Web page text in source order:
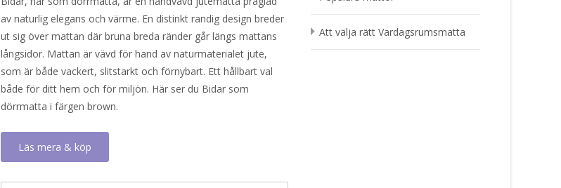
var:
199 kr.
är:
60 kr.
av naturlig elegans och värme. En distinkt randig design breder
ut sig över mattan där bruna breda ränder går längs mattans
långsidor. Mattan är vävd för hand av naturmaterialet jute,
som är både vackert, slitstarkt och förnybart. Ett hållbart val
både för ditt hem och för miljön. Här ser du Bidar som
dörrmatta i färgen brown.
Läs mera & köp
Att välja rätt Vardagsrumsmatta